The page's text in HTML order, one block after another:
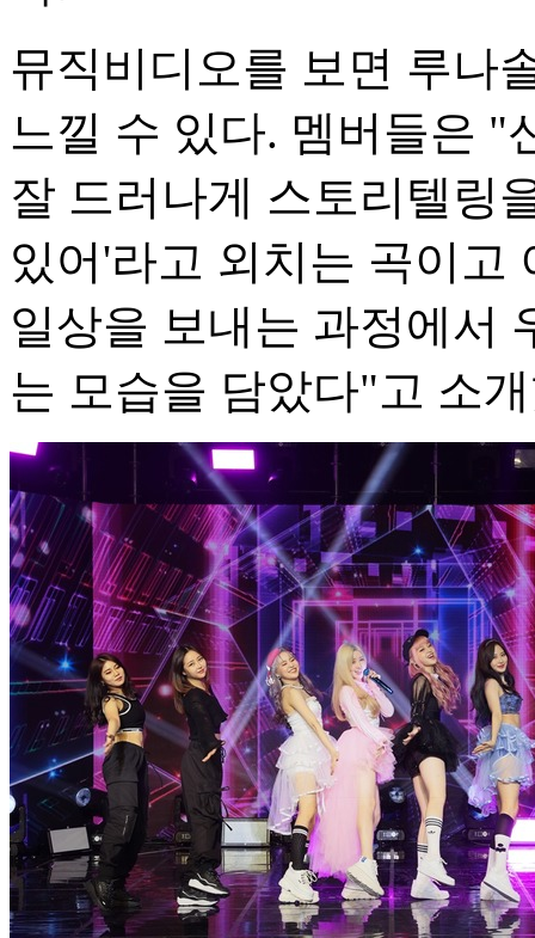
뮤직비디오를 보면 루나
느낄 수 있다. 멤버들은 "
잘 드러나게 스토리텔링
있어'라고 외치는 곡이고
일상을 보내는 과정에서
는 모습을 담았다"고 소